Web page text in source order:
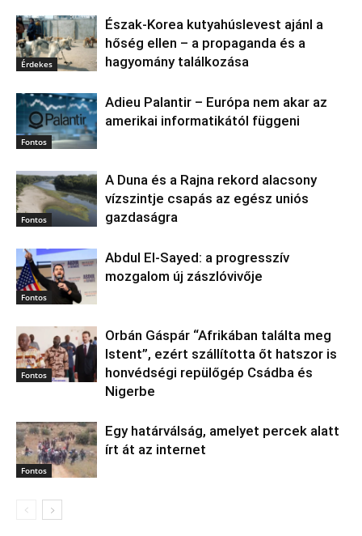
Érdekes
Észak‑Korea kutyahúslevest ajánl a
hőség ellen – a propaganda és a
hagyomány találkozása
Fontos
Adieu Palantir – Európa nem akar az
amerikai informatikától függeni
Fontos
A Duna és a Rajna rekord alacsony
vízszintje csapás az egész uniós
gazdaságra
Fontos
Abdul El‑Sayed: a progresszív
mozgalom új zászlóvivője
Fontos
Orbán Gáspár “Afrikában találta meg
Istent”, ezért szállította őt hatszor is
honvédségi repülőgép Csádba és
Nigerbe
Fontos
Egy határválság, amelyet percek alatt
írt át az internet